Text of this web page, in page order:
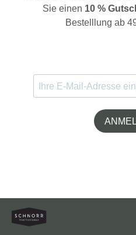
Sie einen 10 %
Bestelllung ab